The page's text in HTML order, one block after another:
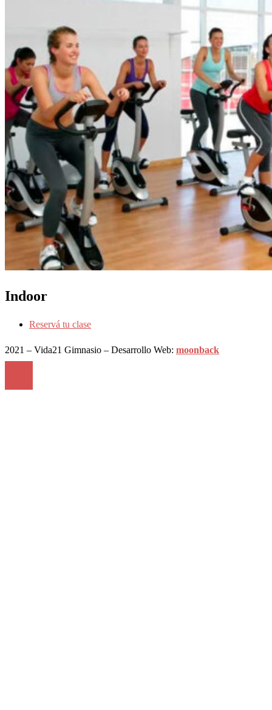
Indoor
Reservá tu clase
2021 – Vida21 Gimnasio – Desarrollo Web: moonback